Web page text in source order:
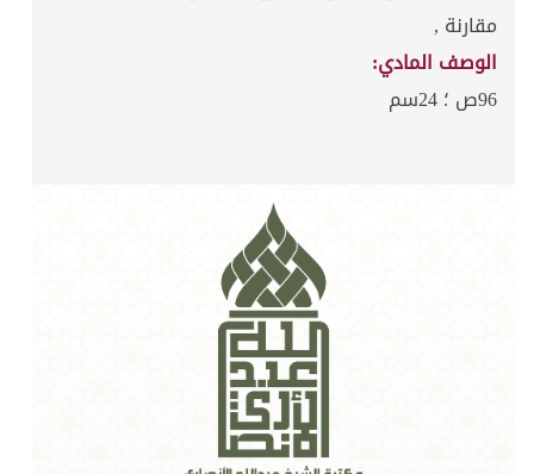
مقارنة ,
الوصف المادي:
96ص ؛ 24سم